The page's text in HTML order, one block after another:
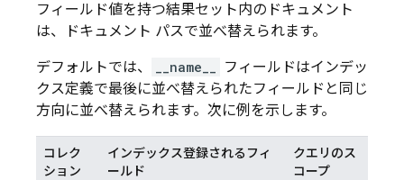
フィールド値を持つ結果セット内のドキュメント
は、ドキュメント パスで並べ替えられます。
デフォルトでは、
__name__
フィールドはインデッ
クス定義で最後に並べ替えられたフィールドと同じ
方向に並べ替えられます。次に例を示します。
コレク
ション
インデックス登録されるフィ
ールド
クエリのス
コープ